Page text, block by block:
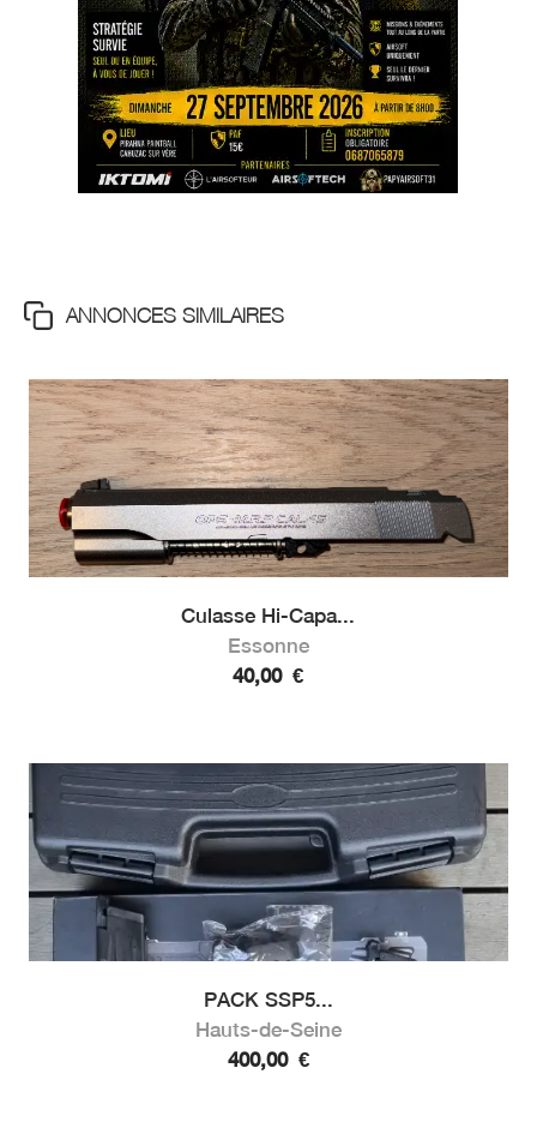
ANNONCES SIMILAIRES
Culasse Hi-Capa...
Essonne
40,00 €
PACK SSP5...
Hauts-de-Seine
400,00 €